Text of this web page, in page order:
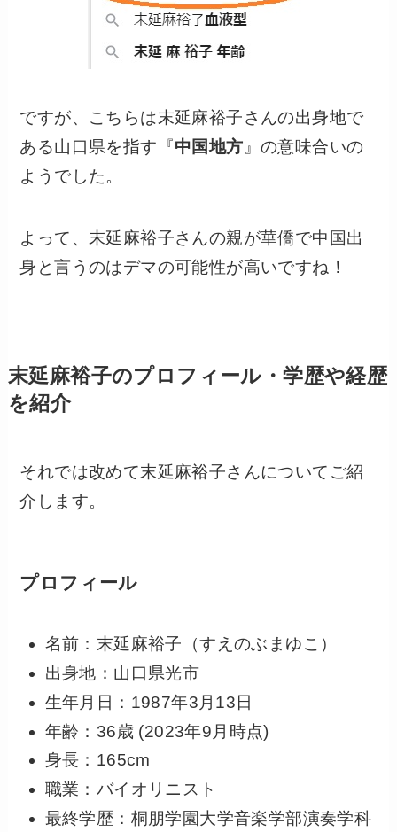
ですが、こちらは末延麻裕子さんの出身地で
ある山口県を指す『中国地方 』の意味合いの
ようでした。
よって、末延麻裕子さんの親が華僑で中国出
身と言うのはデマの可能性が高いですね！
末延麻裕子のプロフィール・学歴や経歴
を紹介
それでは改めて末延麻裕子さんについてご紹
介します。
プロフィール
名前：末延麻裕子（すえのぶまゆこ）
出身地：山口県光市
生年月日：1987年3月13日
年齢：36歳 (2023年9月時点)
身長：165cm
職業：バイオリニスト
最終学歴：桐朋学園大学音楽学部演奏学科